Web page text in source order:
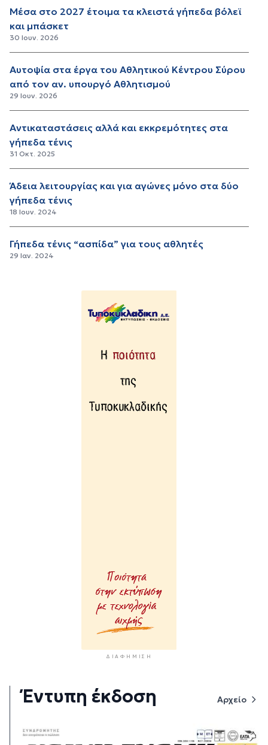
Μέσα στο 2027 έτοιμα τα κλειστά γήπεδα βόλεϊ
και μπάσκετ
30 Ιουν. 2026
Αυτοψία στα έργα του Αθλητικού Κέντρου Σύρου
από τον αν. υπουργό Αθλητισμού
29 Ιουν. 2026
Αντικαταστάσεις αλλά και εκκρεμότητες στα
γήπεδα τένις
31 Οκτ. 2025
Άδεια λειτουργίας και για αγώνες μόνο στα δύο
γήπεδα τένις
18 Ιουν. 2024
Γήπεδα τένις “ασπίδα” για τους αθλητές
29 Ιαν. 2024
ΔΙΑΦΉΜΙΣΗ
Έντυπη έκδοση Αρχείο